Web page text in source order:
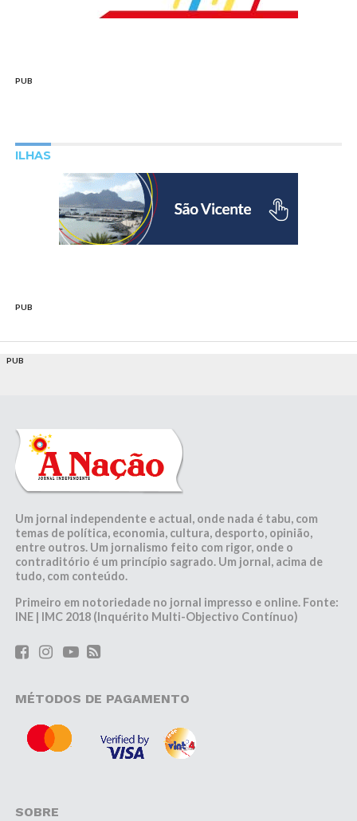
PUB
ILHAS
PUB
PUB
Um jornal independente e actual, onde nada é tabu, com
temas de política, economia, cultura, desporto, opinião,
entre outros. Um jornalismo feito com rigor, onde o
contraditório é um princípio sagrado. Um jornal, acima de
tudo, com conteúdo.
Primeiro em notoriedade no jornal impresso e online. Fonte:
INE | IMC 2018 (Inquérito Multi-Objectivo Contínuo)
MÉTODOS DE PAGAMENTO
SOBRE